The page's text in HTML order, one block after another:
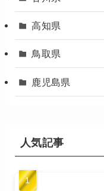
高知県
鳥取県
鹿児島県
人気記事